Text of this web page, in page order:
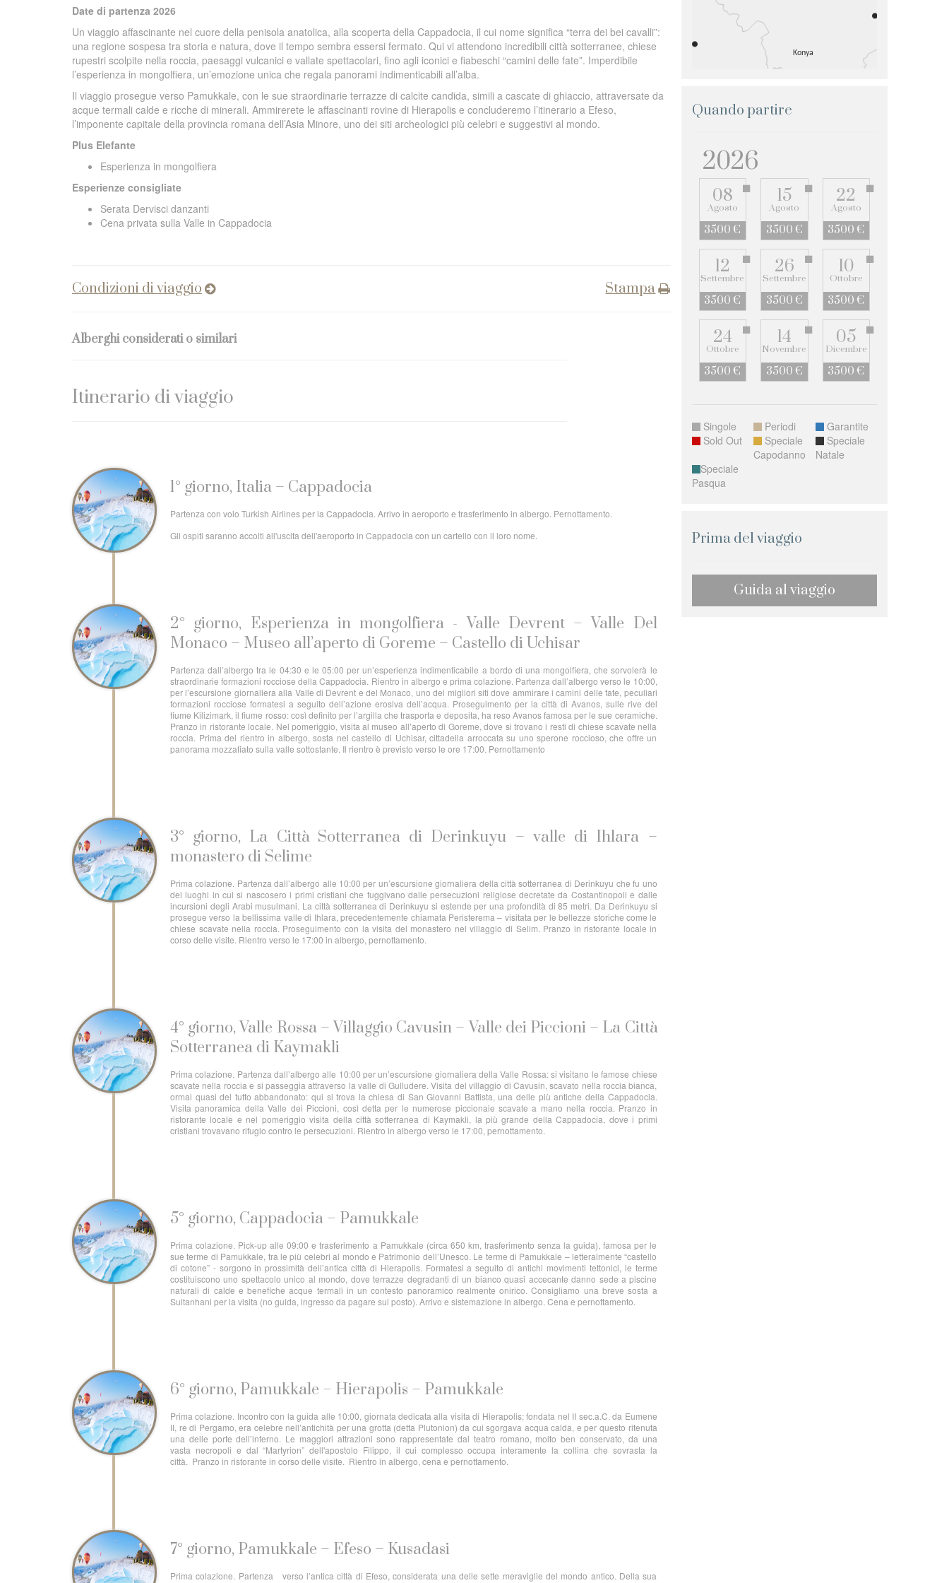
Date di partenza 2026
Un viaggio affascinante nel cuore della penisola anatolica, alla scoperta della Cappadocia, il cui nome significa “terra dei bei cavalli”:
una regione sospesa tra storia e natura, dove il tempo sembra essersi fermato. Qui vi attendono incredibili città sotterranee, chiese
rupestri scolpite nella roccia, paesaggi vulcanici e vallate spettacolari, fino agli iconici e fiabeschi “camini delle fate”. Imperdibile
l’esperienza in mongolfiera, un’emozione unica che regala panorami indimenticabili all’alba.
Il viaggio prosegue verso Pamukkale, con le sue straordinarie terrazze di calcite candida, simili a cascate di ghiaccio, attraversate da
acque termali calde e ricche di minerali. Ammirerete le affascinanti rovine di Hierapolis e concluderemo l’itinerario a Efeso,
l’imponente capitale della provincia romana dell’Asia Minore, uno dei siti archeologici più celebri e suggestivi al mondo.
Plus Elefante
Esperienza in mongolfiera
Esperienze consigliate
Serata Dervisci danzanti
Cena privata sulla Valle in Cappadocia
Condizioni di viaggio Stampa
Alberghi considerati o similari
Itinerario di viaggio
1° giorno, Italia – Cappadocia
Partenza con volo Turkish Airlines per la Cappadocia. Arrivo in aeroporto e trasferimento in albergo. Pernottamento.
Gli ospiti saranno accolti all'uscita dell'aeroporto in Cappadocia con un cartello con il loro nome.
2° giorno, Esperienza in mongolfiera - Valle Devrent – Valle Del
Monaco – Museo all’aperto di Goreme – Castello di Uchisar
Partenza dall’albergo tra le 04:30 e le 05:00 per un’esperienza indimenticabile a bordo di una mongolfiera, che sorvolerà le
straordinarie formazioni rocciose della Cappadocia. Rientro in albergo e prima colazione. Partenza dall’albergo verso le 10:00,
per l’escursione giornaliera alla Valle di Devrent e del Monaco, uno dei migliori siti dove ammirare i camini delle fate, peculiari
formazioni rocciose formatesi a seguito dell’azione erosiva dell’acqua. Proseguimento per la città di Avanos, sulle rive del
fiume Kilizimark, il fiume rosso: così definito per l’argilla che trasporta e deposita, ha reso Avanos famosa per le sue ceramiche.
Pranzo in ristorante locale. Nel pomeriggio, visita al museo all’aperto di Goreme, dove si trovano i resti di chiese scavate nella
roccia. Prima del rientro in albergo, sosta nel castello di Uchisar, cittadella arroccata su uno sperone roccioso, che offre un
panorama mozzafiato sulla valle sottostante. Il rientro è previsto verso le ore 17:00. Pernottamento
3° giorno, La Città Sotterranea di Derinkuyu – valle di Ihlara –
monastero di Selime
Prima colazione. Partenza dall’albergo alle 10:00 per un’escursione giornaliera della città sotterranea di Derinkuyu che fu uno
dei luoghi in cui si nascosero i primi cristiani che fuggivano dalle persecuzioni religiose decretate da Costantinopoli e dalle
incursioni degli Arabi musulmani. La città sotterranea di Derinkuyu si estende per una profondità di 85 metri. Da Derinkuyu si
prosegue verso la bellissima valle di Ihlara, precedentemente chiamata Peristerema – visitata per le bellezze storiche come le
chiese scavate nella roccia. Proseguimento con la visita del monastero nel villaggio di Selim. Pranzo in ristorante locale in
corso delle visite. Rientro verso le 17:00 in albergo, pernottamento.
4° giorno, Valle Rossa – Villaggio Cavusin – Valle dei Piccioni – La Città
Sotterranea di Kaymakli
Prima colazione. Partenza dall’albergo alle 10:00 per un’escursione giornaliera della Valle Rossa: si visitano le famose chiese
scavate nella roccia e si passeggia attraverso la valle di Gulludere. Visita del villaggio di Cavusin, scavato nella roccia bianca,
ormai quasi del tutto abbandonato: qui si trova la chiesa di San Giovanni Battista, una delle più antiche della Cappadocia.
Visita panoramica della Valle dei Piccioni, così detta per le numerose piccionaie scavate a mano nella roccia. Pranzo in
ristorante locale e nel pomeriggio visita della città sotterranea di Kaymakli, la più grande della Cappadocia, dove i primi
cristiani trovavano rifugio contro le persecuzioni. Rientro in albergo verso le 17:00, pernottamento.
5° giorno, Cappadocia – Pamukkale
Prima colazione. Pick-up alle 09:00 e trasferimento a Pamukkale (circa 650 km, trasferimento senza la guida), famosa per le
sue terme di Pamukkale, tra le più celebri al mondo e Patrimonio dell’Unesco. Le terme di Pamukkale – letteralmente “castello
di cotone” - sorgono in prossimità dell’antica città di Hierapolis. Formatesi a seguito di antichi movimenti tettonici, le terme
costituiscono uno spettacolo unico al mondo, dove terrazze degradanti di un bianco quasi accecante danno sede a piscine
naturali di calde e benefiche acque termali in un contesto panoramico realmente onirico. Consigliamo una breve sosta a
Sultanhani per la visita (no guida, ingresso da pagare sul posto). Arrivo e sistemazione in albergo. Cena e pernottamento.
6° giorno, Pamukkale – Hierapolis – Pamukkale
Prima colazione. Incontro con la guida alle 10:00, giornata dedicata alla visita di Hierapolis; fondata nel II sec.a.C. da Eumene
II, re di Pergamo, era celebre nell’antichità per una grotta (detta Plutonion) da cui sgorgava acqua calda, e per questo ritenuta
una delle porte dell’inferno. Le maggiori attrazioni sono rappresentate dal teatro romano, molto ben conservato, da una
vasta necropoli e dal “Martyrion” dell'apostolo Filippo, il cui complesso occupa interamente la collina che sovrasta la
città. Pranzo in ristorante in corso delle visite. Rientro in albergo, cena e pernottamento.
7° giorno, Pamukkale – Efeso – Kusadasi
Prima colazione. Partenza verso l’antica città di Efeso, considerata una delle sette meraviglie del mondo antico. Della sua
Quando partire
2026
08
Agosto
3500 €
15
Agosto
3500 €
22
Agosto
3500 €
12
Settembre
3500 €
26
Settembre
3500 €
10
Ottobre
3500 €
24
Ottobre
3500 €
14
Novembre
3500 €
05
Dicembre
3500 €
Singole Periodi
Garantite
Sold Out
Speciale
Capodanno
Speciale
Natale
Speciale
Pasqua
Prima del viaggio
Guida al viaggio